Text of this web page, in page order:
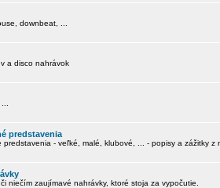
downbeat, ...
a disco nahrávok
predstavenia
predstavenia - veľké, malé, klubové, ... - popisy a zážitky z
niečím zaujímavé nahrávky, ktoré stoja za vypočutie.